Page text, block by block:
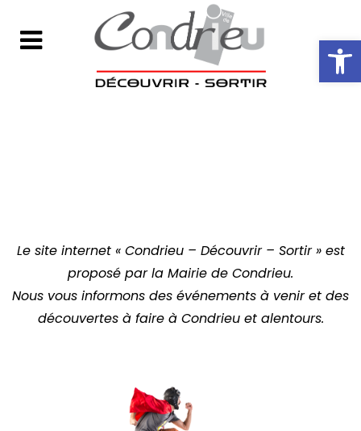
Ouvrir la
Le site internet « Condrieu – Découvrir – Sortir » est
proposé par la Mairie de Condrieu.
Nous vous informons des événements à venir et des
découvertes à faire à Condrieu et alentours.